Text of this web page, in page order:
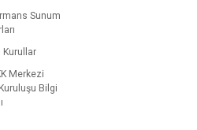
Sunum
Kurullar
Merkezi
Bilgi